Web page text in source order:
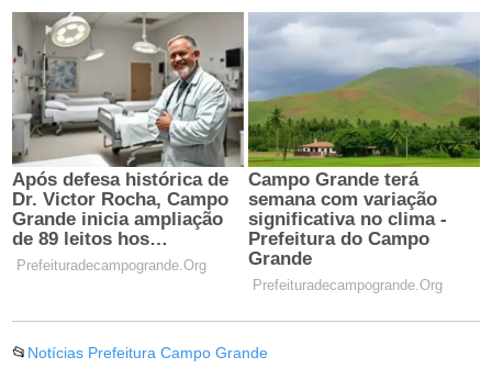
📂 Notícias Prefeitura Campo Grande